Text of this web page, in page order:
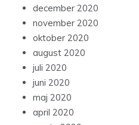
december 2020
november 2020
oktober 2020
august 2020
juli 2020
juni 2020
maj 2020
april 2020